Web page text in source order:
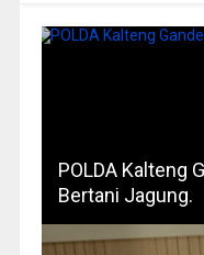
POLDA Kalteng
Bertani Jagung.